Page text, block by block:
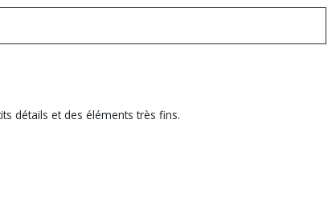
détails et des éléments très fins.